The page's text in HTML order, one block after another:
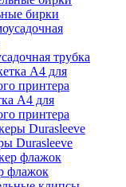
бирки
трубка
А4 для
принтера
Durasleeve
флажок